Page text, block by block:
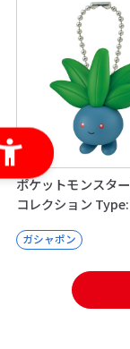
ポケットモンスタ
コレクション
ガシャポン